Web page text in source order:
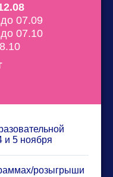
07.09
07.10
и 5 ноября
розыгрыши